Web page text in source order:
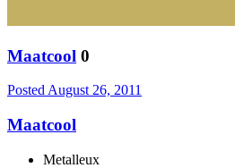
Maatcool 0
Posted August 26, 2011
Maatcool
Metalleux